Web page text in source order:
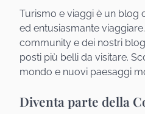
Turismo e viaggi è un blog
ed entusiasmante
community e dei nostri
posti più belli da visitare.
mondo e nuovi paesaggi
Diventa parte della
COMMUNITY